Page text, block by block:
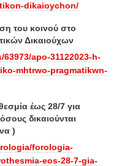
dikaioychon/
του κοινού στο
Δικαιούχων
apo-31122023-h-
mhtrwo-pragmatikwn-
έως 28/7 για
δικαιούνται
)
forologia-
eos-28-7-gia-